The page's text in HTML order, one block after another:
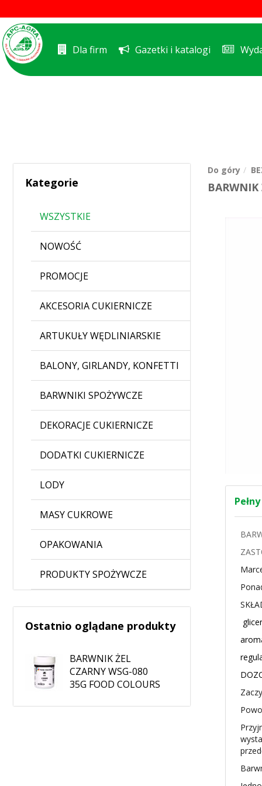
Dla firm Gazetki i katalogi
Kategorie
WSZYSTKIE
NOWOŚĆ
PROMOCJE
AKCESORIA CUKIERNICZE
ARTUKUŁY WĘDLINIARSKIE
BALONY, GIRLANDY, KONFETTI
BARWNIKI SPOŻYWCZE
DEKORACJE CUKIERNICZE
DODATKI CUKIERNICZE
LODY
MASY CUKROWE
OPAKOWANIA
PRODUKTY SPOŻYWCZE
Ostatnio oglądane produkty
BARWNIK ŻEL
CZARNY WSG-080
35G FOOD COLOURS
Do góry
BARWNIK